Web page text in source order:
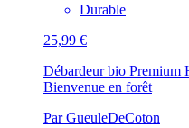
Durable
25,99 €
Débardeur bio Premium
Bienvenue en forêt
Par GueuleDeCoton